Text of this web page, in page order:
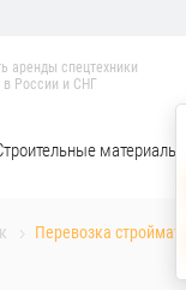
аренды спецтехники
России и СНГ
материалы
Перевозка